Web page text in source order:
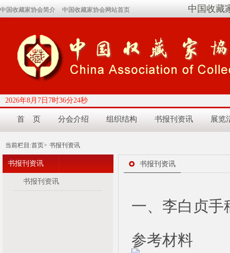
中国收藏家协会简介 中国收藏家协会网站首页 中国收藏
2026年8月7日7时36分25秒
首 页 分会介绍 组织结构 书报刊资讯 展览
当前栏目:首页> 书报刊资讯
书报刊资讯
书报刊资讯
书报刊资讯
一、李白贞手
参考材料